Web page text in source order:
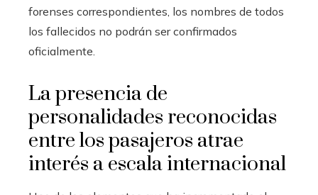
forenses correspondientes, los nombres de todos
los fallecidos no podrán ser confirmados
oficialmente.
La presencia de
personalidades reconocidas
entre los pasajeros atrae
interés a escala internacional